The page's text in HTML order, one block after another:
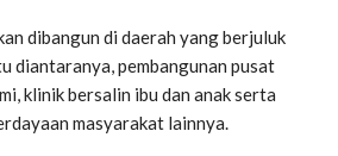
dibangun di daerah yang berjuluk
diantaranya, pembangunan pusat
klinik bersalin ibu dan anak serta
masyarakat lainnya.